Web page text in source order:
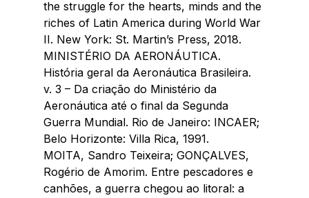
the struggle for the hearts, minds and the
riches of Latin America during World War
II. New York: St. Martin’s Press, 2018.
MINISTÉRIO DA AERONÁUTICA.
História geral da Aeronáutica Brasileira.
v. 3 – Da criação do Ministério da
Aeronáutica até o final da Segunda
Guerra Mundial. Rio de Janeiro: INCAER;
Belo Horizonte: Villa Rica, 1991.
MOITA, Sandro Teixeira; GONÇALVES,
Rogério de Amorim. Entre pescadores e
canhões, a guerra chegou ao litoral: a